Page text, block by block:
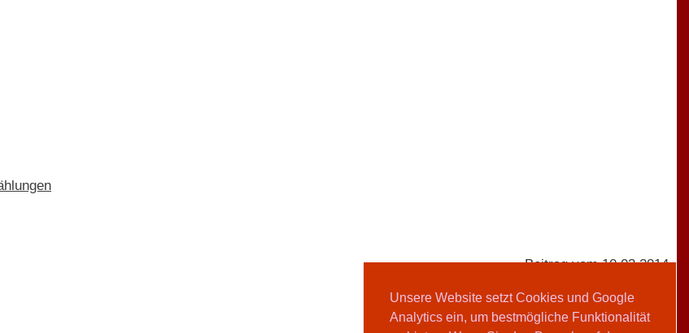
Unsere Website setzt Cookies und Google
Analytics ein, um bestmögliche Funktionalität
Beitrag vom 10.03.2014